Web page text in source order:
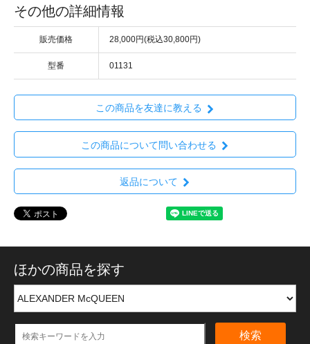
その他の詳細情報
販売価格 28,000円(税込30,800円)
型番 01131
この商品を友達に教える
この商品について問い合わせる
返品について
ほかの商品を探す
検索